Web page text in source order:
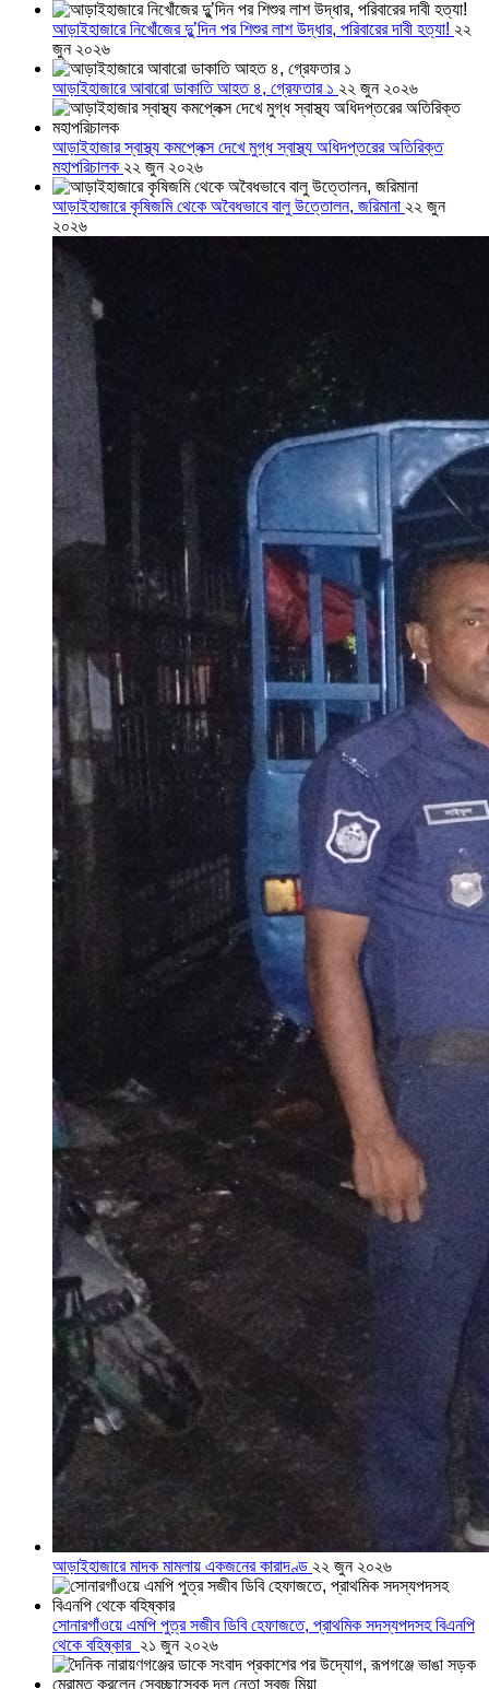
আড়াইহাজারে নিখোঁজের দুু’দিন পর শিশুর লাশ উদ্ধার, পরিবারের দাবী হত্যা! ২২
জুন ২০২৬
আড়াইহাজারে আবারো ডাকাতি আহত ৪, গ্রেফতার ১ ২২ জুন ২০২৬
আড়াইহাজার স্বাস্থ্য কমপ্লেক্স দেখে মুগ্ধ স্বাস্থ্য অধিদপ্তরের অতিরিক্ত
মহাপরিচালক ২২ জুন ২০২৬
আড়াইহাজারে কৃষিজমি থেকে অবৈধভাবে বালু উত্তোলন, জরিমানা ২২ জুন
২০২৬
আড়াইহাজারে মাদক মামলায় একজনের কারাদণ্ড ২২ জুন ২০২৬
সোনারগাঁওয়ে এমপি পুত্র সজীব ডিবি হেফাজতে, প্রাথমিক সদস্যপদসহ বিএনপি
থেকে বহিষ্কার ২১ জুন ২০২৬